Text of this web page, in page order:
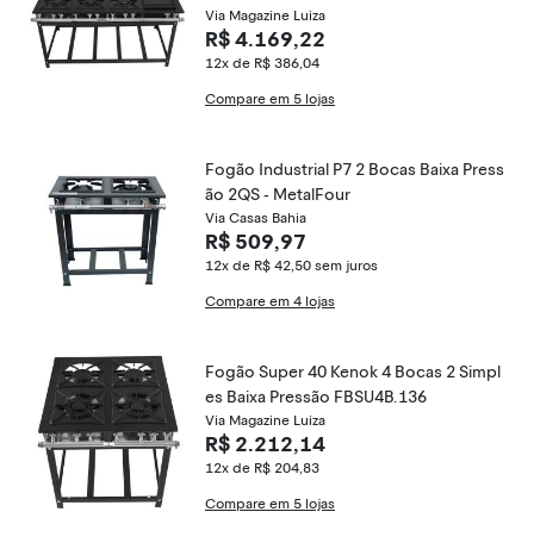
Via Magazine Luiza
R$ 4.169,22
12x de R$ 386,04
Compare em 5 lojas
Fogão Industrial P7 2 Bocas Baixa Press
ão 2QS - MetalFour
Via Casas Bahia
R$ 509,97
12x de R$ 42,50 sem juros
Compare em 4 lojas
Fogão Super 40 Kenok 4 Bocas 2 Simpl
es Baixa Pressão FBSU4B.136
Via Magazine Luiza
R$ 2.212,14
12x de R$ 204,83
Compare em 5 lojas